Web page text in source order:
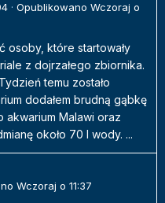
· Opublikowano Wczoraj o
osoby, które startowały
z dojrzałego zbiornika.
temu zostało
dodałem brudną gąbkę
akwarium Malawi oraz
około 70 l wody. ...
Wczoraj o 11:37